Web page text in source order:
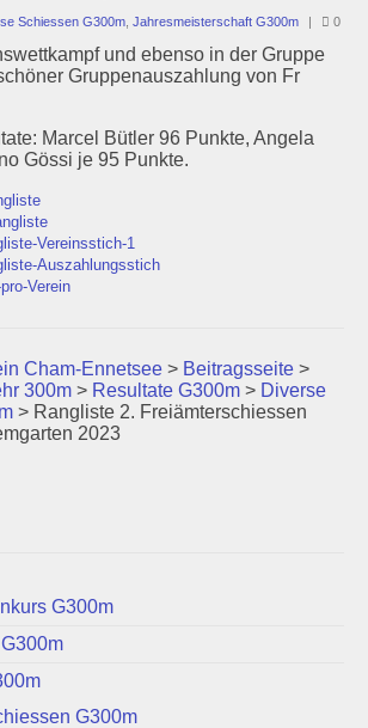
Schiessen G300m Jahresmeisterschaft G300m | 0
und ebenso in der Gruppe
Gruppenauszahlung von Fr
Marcel Bütler 96 Punkte, Angela
Gössi je 95 Punkte.
Vereinsstich-1
Auszahlungsstich
Verein
Cham-Ennetsee > Beitragsseite >
300m > Resultate G300m > Diverse
> Rangliste 2. Freiämterschiessen
2023
G300m
G300m